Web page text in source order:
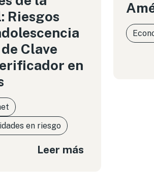
Riesgos
Clave
en
en riesgo
Leer más